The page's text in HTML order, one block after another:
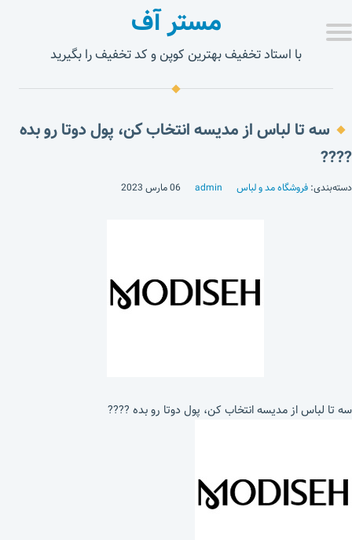
مستر آف
با استاد تخفیف بهترین کوپن و کد تخفیف را بگیرید
سه تا لباس از مدیسه انتخاب کن، پول دوتا رو بده
????
دسته‌بندی: فروشگاه مد و لباس admin 06 مارس 2023
سه تا لباس از مدیسه انتخاب کن، پول دوتا رو بده ????